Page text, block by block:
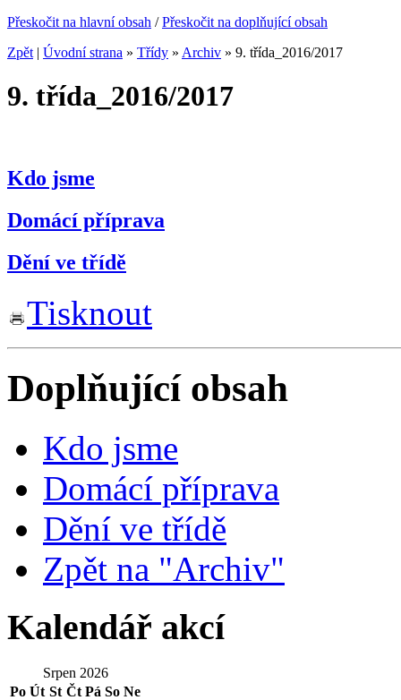
Přeskočit na hlavní obsah /Přeskočit na doplňující obsah
Zpět | Úvodní strana » Třídy » Archiv » 9. třída_2016/2017
9. třída_2016/2017
Kdo jsme
Domácí příprava
Dění ve třídě
Tisknout
Doplňující obsah
Kdo jsme
Domácí příprava
Dění ve třídě
Zpět na "Archiv"
Kalendář akcí
Srpen 2026
Po Út St Čt Pá So Ne